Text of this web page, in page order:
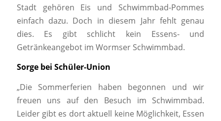
Stadt gehören Eis und Schwimmbad-Pommes
einfach dazu. Doch in diesem Jahr fehlt genau
dies. Es gibt schlicht kein Essens- und
Getränkeangebot im Wormser Schwimmbad.
Sorge bei Schüler-Union
„Die Sommerferien haben begonnen und wir
freuen uns auf den Besuch im Schwimmbad.
Leider gibt es dort aktuell keine Möglichkeit, Essen